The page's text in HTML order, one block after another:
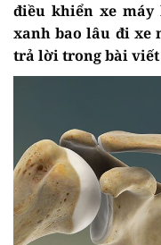
điều khiển xe máy
xanh bao lâu đi xe
trả lời trong bài viết